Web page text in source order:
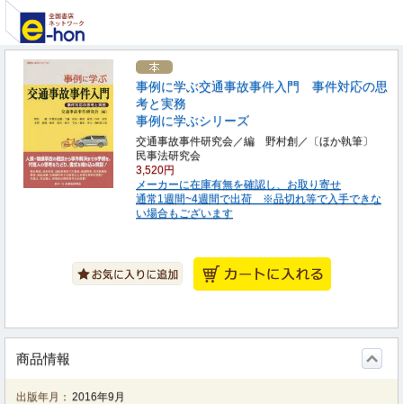
事例に学ぶ交通事故事件入門 事件対応の思
考と実務
事例に学ぶシリーズ
交通事故事件研究会／編 野村創／〔ほか執筆〕
民事法研究会
3,520円
メーカーに在庫有無を確認し、お取り寄せ
通常1週間~4週間で出荷 ※品切れ等で入手できな
い場合もございます
商品情報
出版年月： 2016年9月